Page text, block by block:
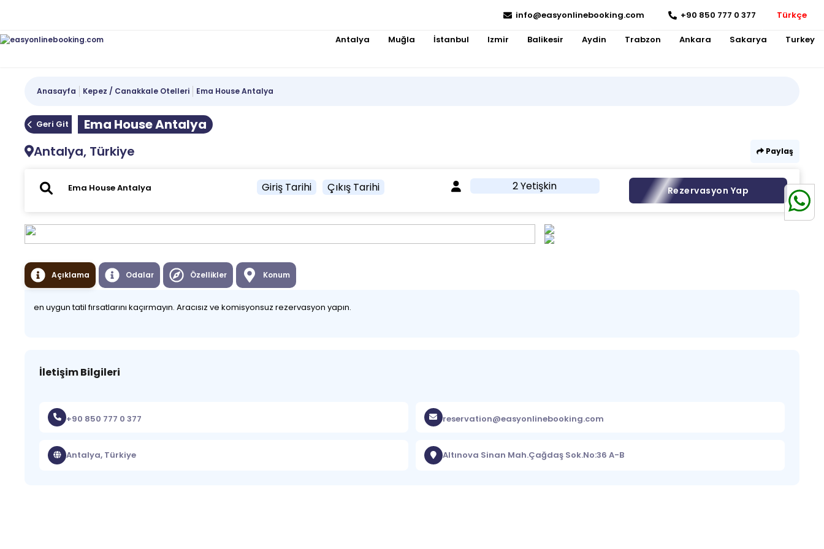
info@easyonlinebooking.com +90 850 777 0 377 Türkçe
Antalya Muğla İstanbul Izmir Balikesir Aydin Trabzon Ankara Sakarya Turkey
Anasayfa Kepez / Canakkale Otelleri Ema House Antalya
Geri Git
Ema House Antalya
Antalya, Türkiye
Paylaş
Giriş Tarihi Çıkış Tarihi 2 Yetişkin Rezervasyon Yap
Açıklama Odalar Özellikler Konum
en uygun tatil fırsatlarını kaçırmayın. Aracısız ve komisyonsuz rezervasyon yapın.
İletişim Bilgileri
+90 850 777 0 377 reservation@easyonlinebooking.com
Antalya, Türkiye Altınova Sinan Mah.Çağdaş Sok.No:36 A-B